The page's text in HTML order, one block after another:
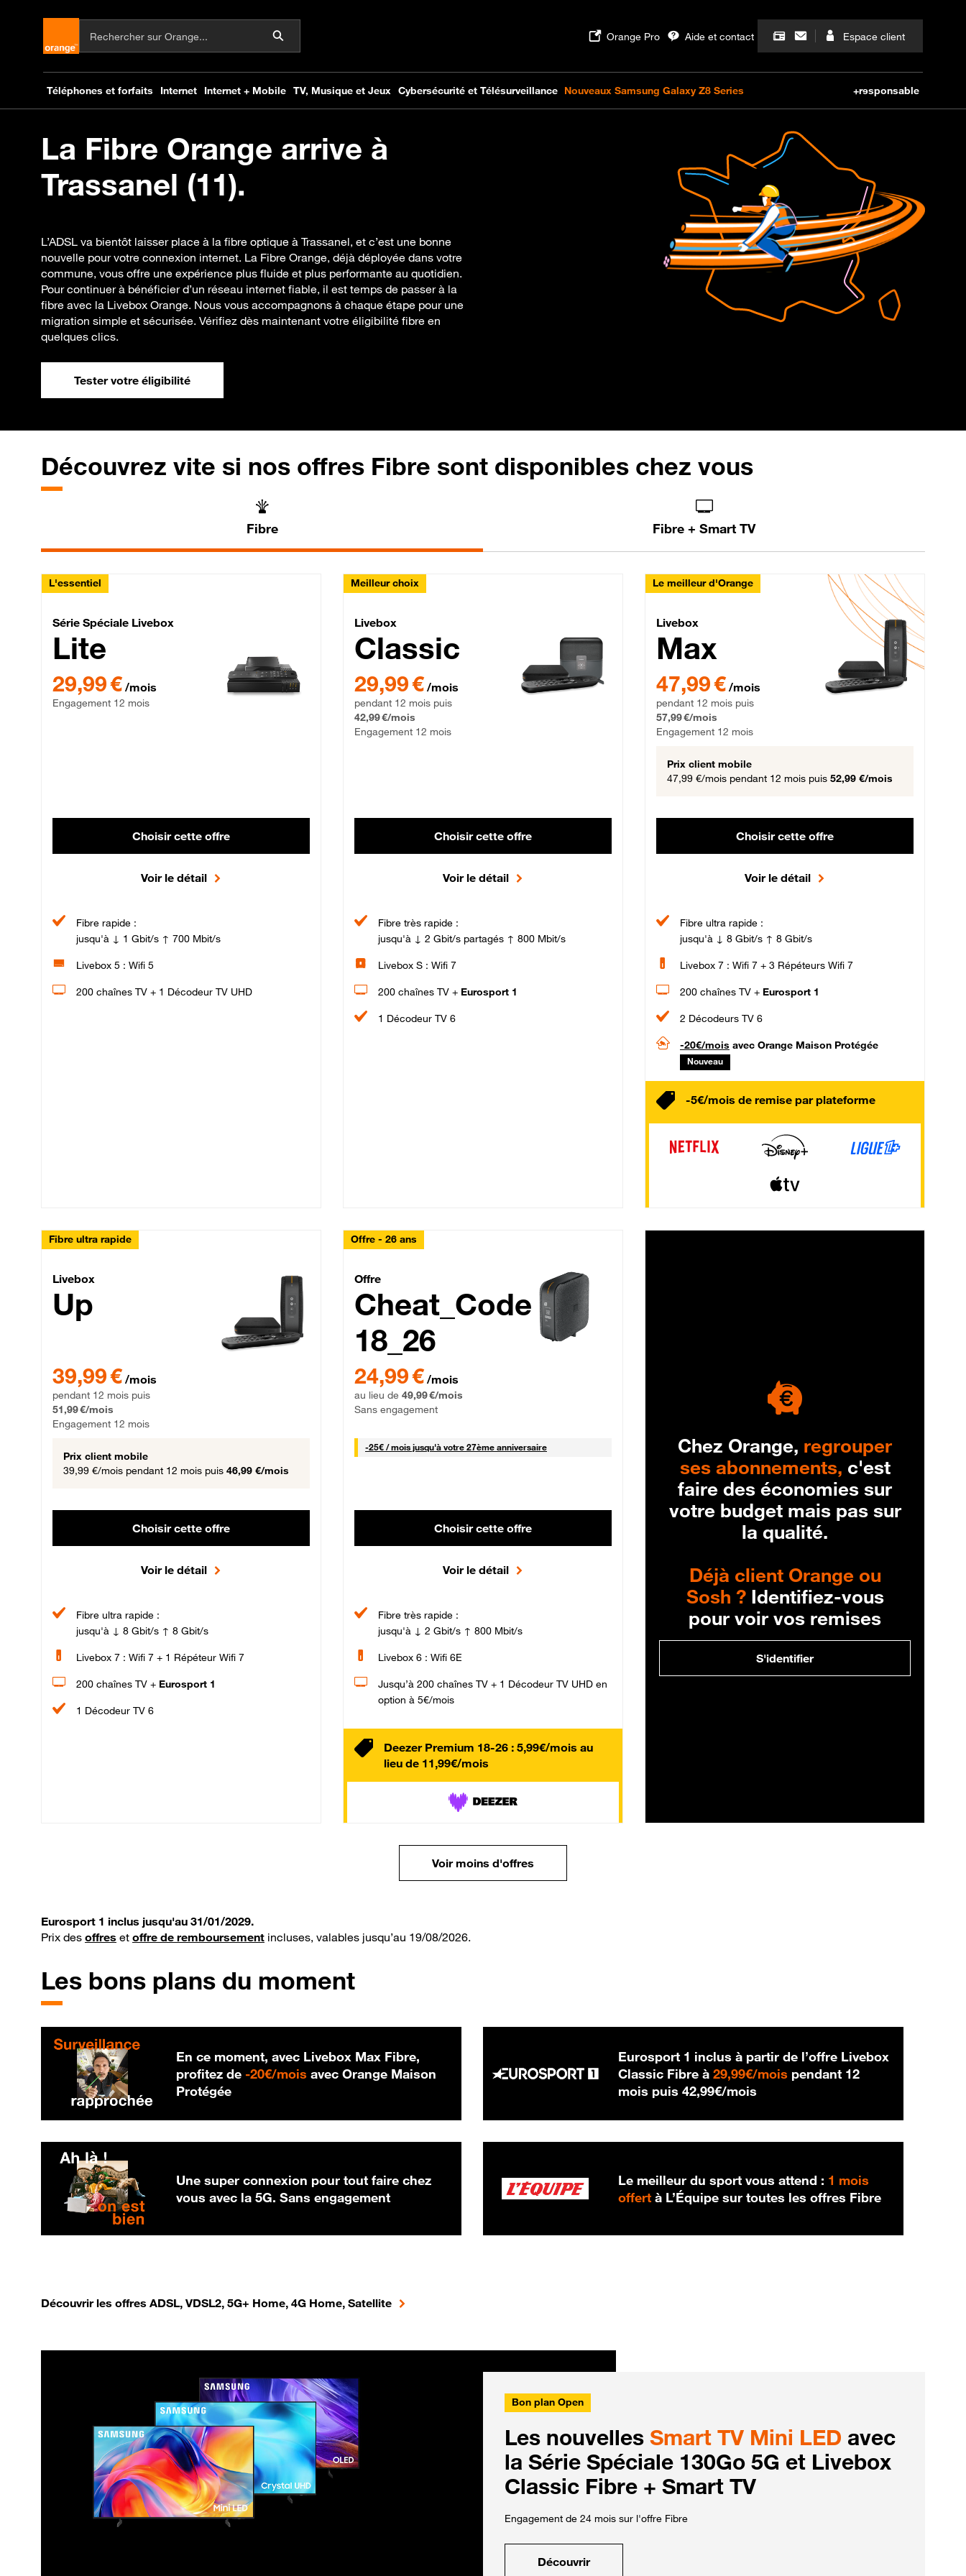
La Fibre Orange arrive à
Trassanel (11).
L’ADSL va bientôt laisser place à la fibre optique à Trassanel, et c’est une bonne
nouvelle pour votre connexion internet. La Fibre Orange, déjà déployée dans votre
commune, vous offre une expérience plus fluide et plus performante au quotidien.
Pour continuer à bénéficier d’un réseau internet fiable, il est temps de passer à la
fibre avec la Livebox Orange. Nous vous accompagnons à chaque étape pour une
migration simple et sécurisée. Vérifiez dès maintenant votre éligibilité fibre en
quelques clics.
Tester votre éligibilité
Découvrez vite si nos offres Fibre sont disponibles chez vous
Fibre Fibre + Smart TV
L'essentiel
Série Spéciale Livebox Lite Fibre
Série Spéciale Livebox
Lite
29,99 € par mois , Engagement 12 mois
29,99 € /mois
Engagement 12 mois
Choisir cette offre
Voir le détail
Fibre rapide :
jusqu'à ↓ 1 Gbit/s ↑ 700 Mbit/s
Livebox 5 : Wifi 5
200 chaînes TV + 1 Décodeur TV UHD
Meilleur choix
Livebox Classic Fibre
Livebox
Classic
29,99 € par mois pendant 12 mois puis 42,99 € par mois, Engagement 12 mois
29,99 € /mois
pendant 12 mois puis
42,99 €/mois
Engagement 12 mois
Choisir cette offre
Voir le détail
Fibre très rapide :
jusqu'à ↓ 2 Gbit/s partagés ↑ 800 Mbit/s
Livebox S : Wifi 7
200 chaînes TV + Eurosport 1
1 Décodeur TV 6
Le meilleur d'Orange
Livebox Max Fibre
Livebox
Max
47,99 € par mois pendant 12 mois puis 57,99 € par mois,
47,99 € /mois
pendant 12 mois puis
57,99 €/mois
Engagement 12 mois
Prix client mobile
47,99 €/mois pendant 12 mois puis 52,99 €/mois
Choisir cette offre
Voir le détail
Fibre ultra rapide :
jusqu'à ↓ 8 Gbit/s ↑ 8 Gbit/s
Livebox 7 : Wifi 7 + 3 Répéteurs Wifi 7
200 chaînes TV + Eurosport 1
2 Décodeurs TV 6
-20€/mois avec Orange Maison Protégée
Nouveau
-5€/mois de remise par plateforme
Fibre ultra rapide
Livebox Up Fibre
Livebox
Up
39,99 € /mois
pendant 12 mois puis
51,99 €/mois
Engagement 12 mois
Prix client mobile
39,99 €/mois pendant 12 mois puis 46,99 €/mois
Choisir cette offre
Voir le détail
Fibre ultra rapide :
jusqu'à ↓ 8 Gbit/s ↑ 8 Gbit/s
Livebox 7 : Wifi 7 + 1 Répéteur Wifi 7
200 chaînes TV + Eurosport 1
1 Décodeur TV 6
Offre - 26 ans
Cheat_Code Fibre_18_26
Offre
Cheat_Code
18_26
24,99 € /mois
au lieu de 49,99 €/mois
Sans engagement
-25€ / mois25 € par mois
jusqu'à votre 27ème anniversaire
Choisir cette offre
Voir le détail
Fibre très rapide :
jusqu'à ↓ 2 Gbit/s ↑ 800 Mbit/s
Livebox 6 : Wifi 6E
Jusqu’à 200 chaînes TV + 1 Décodeur TV UHD en
option à 5€/mois
Deezer Premium 18-26 : 5,99€/mois au
lieu de 11,99€/mois
Chez Orange, regrouper
ses abonnements, c'est
faire des économies sur
votre budget mais pas sur
la qualité.
Déjà client Orange ou
Sosh ?Identifiez-vous
pour voir vos remises
S'identifier
Voir moins d'offres
Eurosport 1 inclus jusqu'au 31/01/2029.
Prix des offres et offre de remboursement incluses, valables jusqu’au 19/08/2026.
Les bons plans du moment
En ce moment, avec Livebox Max Fibre,
profitez de -20€/mois 20 € par mois
avec Orange Maison
Protégée
Eurosport 1 inclus à partir de l’offre Livebox
Classic Fibre à29,99€/mois 29,99 € par mois
pendant 12
mois puis42,99€/mois
Une super connexion pour tout faire chez
vous avec la 5G. Sans engagement
Le meilleur du sport vous attend : 1 mois
offert à L’Équipe sur toutes les offres Fibre
Découvrir les offres ADSL, VDSL2, 5G+ Home, 4G Home, Satellite
Bon plan Open
Les nouvelles Smart TV Mini LED avec
la Série Spéciale 130Go 5G et Livebox
Classic Fibre + Smart TV
Engagement de 24 mois sur l'offre Fibre
Découvrir